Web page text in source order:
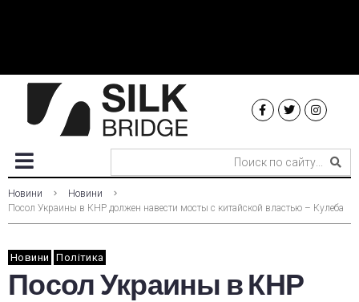
Новини
Новини
Посол Украины в КНР должен навести мосты с китайской властью – Кулеба
Новини Політика
Посол Украины в КНР